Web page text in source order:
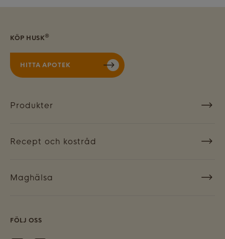
KÖP HUSK®
HITTA APOTEK
Produkter
Recept och kostråd
Maghälsa
FÖLJ OSS